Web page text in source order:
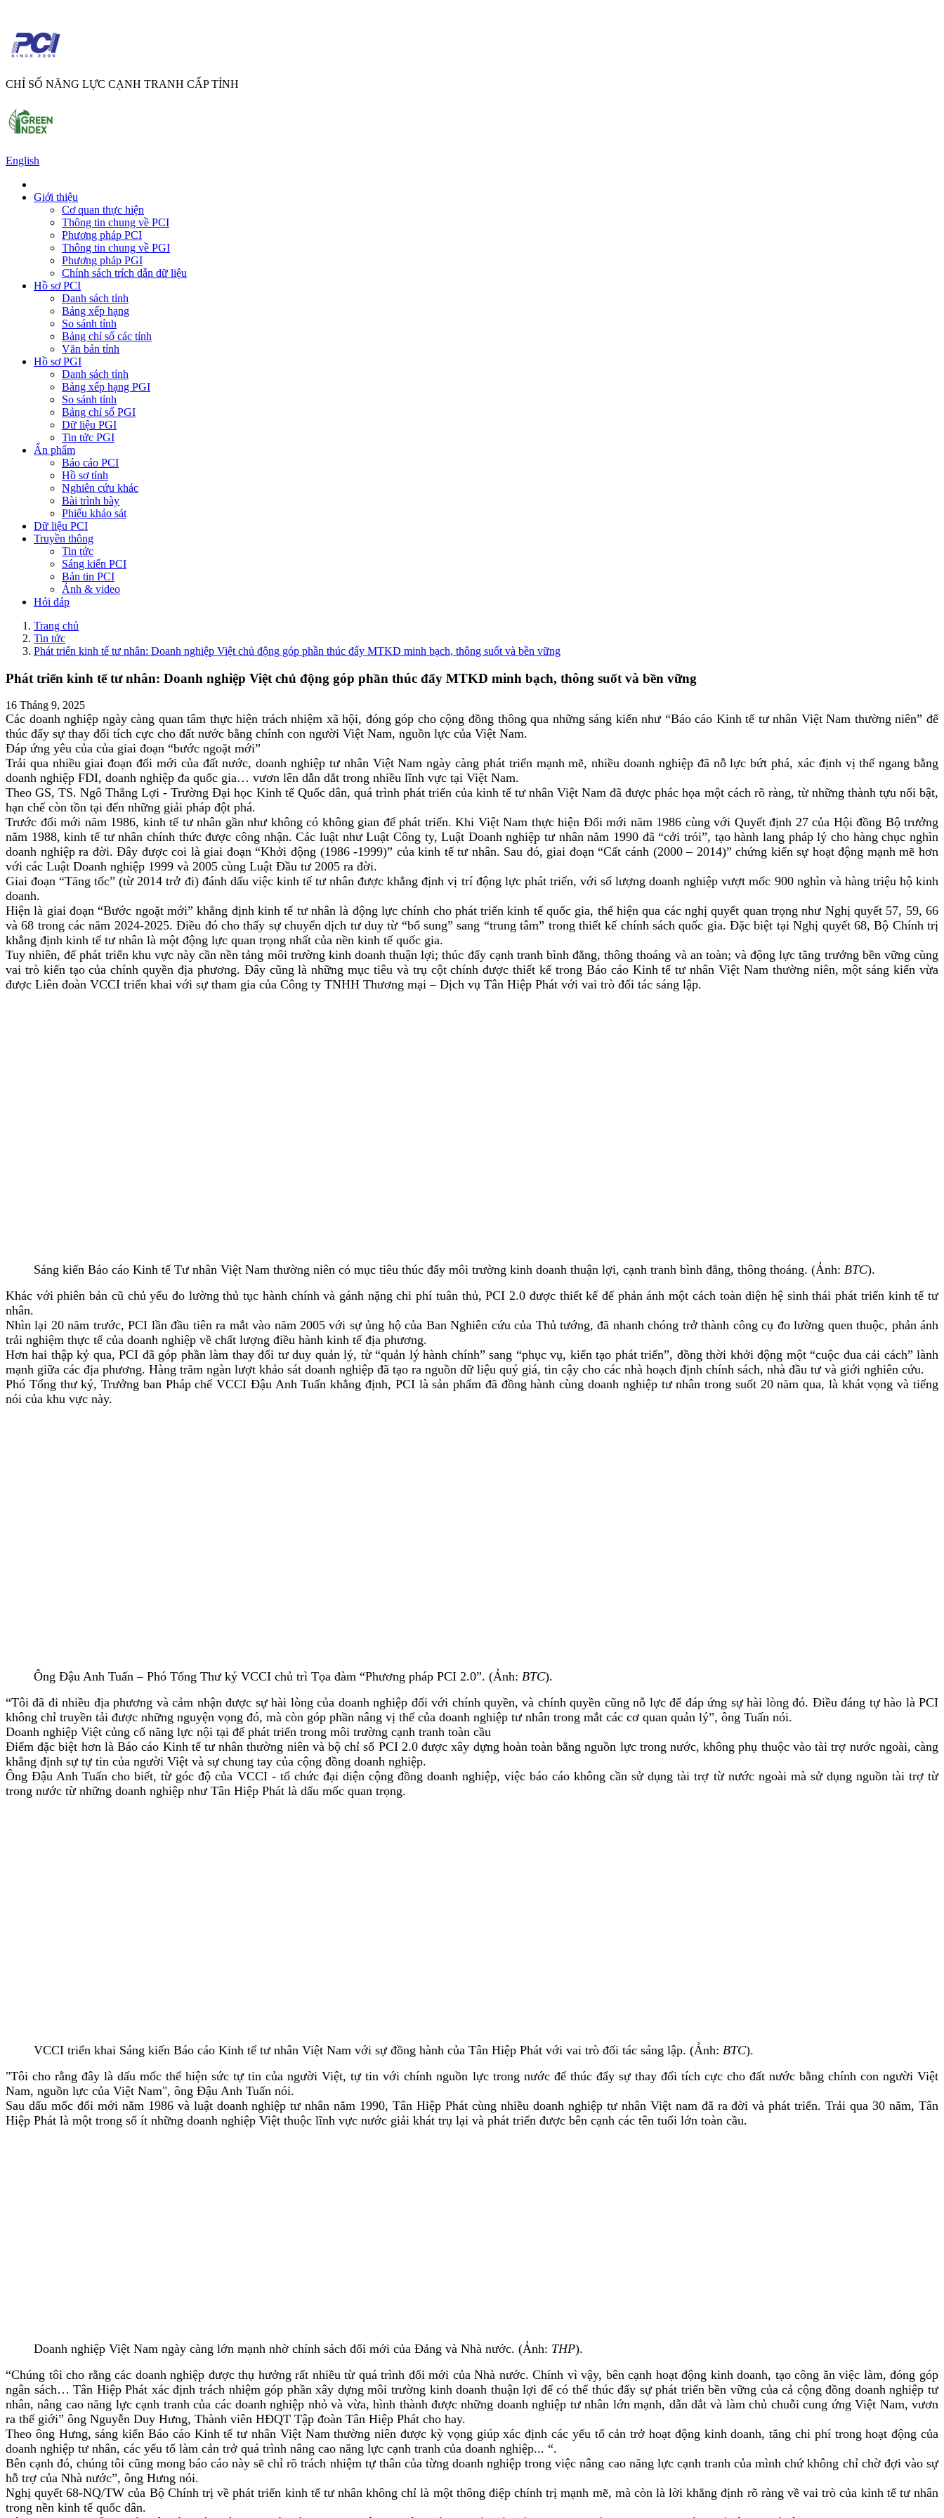
CHỈ SỐ NĂNG LỰC CẠNH TRANH CẤP TỈNH
English
Giới thiệu
Cơ quan thực hiện
Thông tin chung về PCI
Phương pháp PCI
Thông tin chung về PGI
Phương pháp PGI
Chính sách trích dẫn dữ liệu
Hồ sơ PCI
Danh sách tỉnh
Bảng xếp hạng
So sánh tỉnh
Bảng chỉ số các tỉnh
Văn bản tỉnh
Hồ sơ PGI
Danh sách tỉnh
Bảng xếp hạng PGI
So sánh tỉnh
Bảng chỉ số PGI
Dữ liệu PGI
Tin tức PGI
Ấn phẩm
Báo cáo PCI
Hồ sơ tỉnh
Nghiên cứu khác
Bài trình bày
Phiếu khảo sát
Dữ liệu PCI
Truyền thông
Tin tức
Sáng kiến PCI
Bản tin PCI
Ảnh & video
Hỏi đáp
Trang chủ
Tin tức
Phát triển kinh tế tư nhân: Doanh nghiệp Việt chủ động góp phần thúc đẩy MTKD minh bạch, thông suốt và bền vững
Phát triển kinh tế tư nhân: Doanh nghiệp Việt chủ động góp phần thúc đẩy MTKD minh bạch, thông suốt và bền vững
16 Tháng 9, 2025
Các doanh nghiệp ngày càng quan tâm thực hiện trách nhiệm xã hội, đóng góp cho cộng đồng thông qua những sáng kiến như “Báo cáo Kinh tế tư nhân Việt Nam thường niên” để
thúc đẩy sự thay đổi tích cực cho đất nước bằng chính con người Việt Nam, nguồn lực của Việt Nam.
Đáp ứng yêu của của giai đoạn “bước ngoặt mới”
Trải qua nhiều giai đoạnđổi mới của đất nước, doanh nghiệp tư nhân Việt Nam ngày càng phát triển mạnh mẽ, nhiều doanh nghiệp đã nỗ lực bứt phá, xác định vị thếngang bằng
doanh nghiệp FDI, doanh nghiệp đa quốc gia… vươn lên dẫn dắt trong nhiều lĩnh vực tại Việt Nam.
Theo GS, TS. Ngô Thắng Lợi - Trường Đại học Kinh tế Quốc dân, quá trình phát triển của kinh tế tư nhân Việt Nam đã được phác họa một cách rõ ràng, từ những thành tựu nổi bật,
hạn chế còn tồn tại đến những giải pháp đột phá.
Trước đổi mới năm 1986, kinh tế tư nhân gần như không có không gian để phát triển. Khi Việt Nam thực hiện Đổi mới năm 1986 cùng với Quyết định 27 của Hội đồng Bộ trưởng
năm 1988, kinh tế tư nhân chính thức được công nhận. Các luật như Luật Công ty, Luật Doanh nghiệp tư nhân năm 1990 đã “cởi trói”, tạo hành lang pháp lý cho hàng chục nghìn
doanh nghiệp ra đời. Đây được coi là giai đoạn “Khởi động (1986 -1999)” của kinh tế tư nhân. Sau đó, giai đoạn “Cất cánh (2000 – 2014)” chứng kiến sự hoạt động mạnh mẽ hơn
với các Luật Doanh nghiệp 1999 và 2005 cùng Luật Đầu tư 2005 ra đời.
Giai đoạn “Tăng tốc” (từ 2014 trở đi) đánh dấu việc kinh tế tư nhân được khẳng định vị trí động lực phát triển, với số lượng doanh nghiệp vượt mốc 900 nghìn và hàng triệu hộ kinh
doanh.
Hiện là giai đoạn “Bước ngoặt mới” khẳng định kinh tế tư nhân là động lực chính cho phát triển kinh tế quốc gia, thể hiện qua các nghị quyết quan trọng như Nghị quyết 57, 59, 66
và 68 trong các năm 2024-2025. Điều đó cho thấy sự chuyển dịch tư duy từ “bổ sung” sang “trung tâm” trong thiết kế chính sách quốc gia. Đặc biệt tại Nghị quyết 68, Bộ Chính trị
khẳng định kinh tế tư nhân là một động lực quan trọng nhất của nền kinh tế quốc gia.
Tuy nhiên, để phát triển khu vực này cần nền tảng môi trường kinh doanh thuận lợi; thúc đẩy cạnh tranh bình đẳng, thông thoáng và an toàn; và động lực tăng trưởng bền vững cùng
vai trò kiến tạo của chính quyền địa phương. Đây cũng là những mục tiêu và trụ cột chính được thiết kế trong Báo cáo Kinh tế tư nhân Việt Nam thường niên, một sáng kiến vừa
được Liên đoàn VCCI triển khai với sự tham gia của Công ty TNHH Thương mại – Dịch vụ Tân Hiệp Phát với vai trò đối tác sáng lập.
Sáng kiến Báo cáo Kinh tế Tư nhân Việt Nam thường niên có mục tiêu thúc đẩy môi trường kinh doanh thuận lợi, cạnh tranh bình đẳng, thông thoáng. (Ảnh: BTC).
Khác với phiên bản cũ chủ yếu đo lường thủ tục hành chính và gánh nặng chi phí tuân thủ, PCI 2.0 được thiết kế để phản ánh một cách toàn diện hệ sinh thái phát triển kinh tế tư
nhân.
Nhìn lại 20 năm trước, PCI lần đầu tiên ra mắt vào năm 2005 với sự ủng hộ của Ban Nghiên cứu của Thủ tướng, đã nhanh chóng trở thành công cụ đo lường quen thuộc, phản ánh
trải nghiệm thực tế của doanh nghiệp về chất lượng điều hành kinh tế địa phương.
Hơn hai thập kỷ qua, PCI đã góp phần làm thay đổi tư duy quản lý, từ “quản lý hành chính” sang “phục vụ, kiến tạo phát triển”, đồng thời khởi động một “cuộc đua cải cách” lành
mạnh giữa các địa phương. Hàng trăm ngàn lượt khảo sát doanh nghiệp đã tạo ra nguồn dữ liệu quý giá, tin cậy cho các nhà hoạch định chính sách, nhà đầu tư và giới nghiên cứu.
Phó Tổng thư ký, Trưởng ban Pháp chế VCCI Đậu Anh Tuấn khẳng định, PCI là sản phẩm đã đồng hành cùng doanh nghiệp tư nhân trong suốt 20 năm qua, là khát vọng và tiếng
nói của khu vực này.
Ông Đậu Anh Tuấn – Phó Tổng Thư ký VCCI chủ trì Tọa đàm “Phương pháp PCI 2.0”. (Ảnh: BTC).
“Tôi đã đi nhiều địa phương và cảm nhận được sự hài lòng của doanh nghiệp đối với chính quyền, và chính quyền cũng nỗ lực để đáp ứng sự hài lòng đó. Điều đáng tự hào là PCI
không chỉ truyền tải được những nguyện vọng đó, mà còn góp phần nâng vị thế của doanh nghiệp tư nhân trong mắt các cơ quan quản lý”, ông Tuấn nói.
Doanh nghiệp Việt củng cố năng lực nội tại để phát triển trong môi trường cạnh tranh toàn cầu
Điểm đặc biệt hơn là Báo cáo Kinh tế tư nhân thường niên và bộ chỉ số PCI 2.0 được xây dựng hoàn toàn bằng nguồn lực trong nước, không phụ thuộc vào tài trợ nước ngoài, càng
khẳng định sựtự tin của người Việt và sự chung tay của cộng đồng doanh nghiệp.
ÔngĐậu Anh Tuấn cho biết, từ góc độ của VCCI - tổ chức đại diện cộng đồng doanh nghiệp, việc báo cáo không cần sử dụng tài trợ từ nước ngoài mà sử dụng nguồn tài trợ từ
trong nước từ những doanh nghiệp như Tân Hiệp Phát là dấu mốc quan trọng.
VCCI triển khai Sáng kiến Báo cáo Kinh tế tư nhân Việt Nam với sự đồng hành của Tân Hiệp Phát với vai trò đối tác sáng lập. (Ảnh: BTC).
"Tôi cho rằng đây là dấu mốc thể hiện sức tự tin của người Việt, tự tin với chính nguồn lực trong nước để thúc đẩy sự thay đổi tích cực cho đất nước bằng chính con người Việt
Nam, nguồn lực của Việt Nam", ông Đậu Anh Tuấn nói.
Sau dấu mốc đổi mới năm 1986 và luật doanh nghiệp tư nhân năm 1990, Tân Hiệp Phát cùng nhiều doanh nghiệp tư nhân Việt namđã ra đời và phát triển. Trải qua 30 năm, Tân
Hiệp Phát là một trong số ít những doanh nghiệp Việt thuộc lĩnh vực nước giải khát trụ lại và phát triển được bên cạnh các tên tuổi lớn toàn cầu.
Doanh nghiệp Việt Nam ngày càng lớn mạnh nhờ chính sách đổi mới của Đảng và Nhà nước. (Ảnh: THP).
“Chúng tôi cho rằng các doanh nghiệp được thụ hưởng rất nhiều từ quá trình đổi mới của Nhà nước. Chính vì vậy, bên cạnh hoạt động kinh doanh, tạo công ăn việc làm, đóng góp
ngân sách… Tân Hiệp Phát xác định trách nhiệm góp phần xây dựng môi trường kinh doanh thuận lợi để có thể thúc đẩy sự phát triển bền vững của cả cộng đồng doanh nghiệp tư
nhân, nâng cao năng lực cạnh tranh của các doanh nghiệp nhỏ và vừa, hình thành được những doanh nghiệp tư nhân lớn mạnh, dẫn dắt và làm chủ chuỗi cung ứng Việt Nam, vươn
ra thế giới” ông Nguyễn Duy Hưng, Thành viên HĐQT Tập đoàn Tân Hiệp Phát cho hay.
Theo ông Hưng, sáng kiếnBáo cáo Kinh tế tư nhân Việt Nam thường niên được kỳ vọng giúp xác định các yếu tố cản trở hoạt động kinh doanh, tăng chi phí trong hoạt động của
doanh nghiệp tư nhân, các yếu tố làm cản trở quá trình nâng cao năng lực cạnh tranh của doanh nghiệp... “.
Bên cạnh đó, chúng tôi cũng mong báo cáo này sẽ chỉ rõ trách nhiệm tự thân của từng doanh nghiệp trong việc nâng cao năng lực cạnh tranh của mình chứ không chỉ chờ đợi vào sự
hỗ trợ của Nhà nước”, ông Hưng nói.
Nghị quyết 68-NQ/TW của Bộ Chính trị về phát triển kinh tế tư nhân không chỉ là một thông điệp chính trị mạnh mẽ, mà còn là lời khẳng định rõ ràng về vai trò của kinh tế tư nhân
trong nền kinh tế quốc dân.